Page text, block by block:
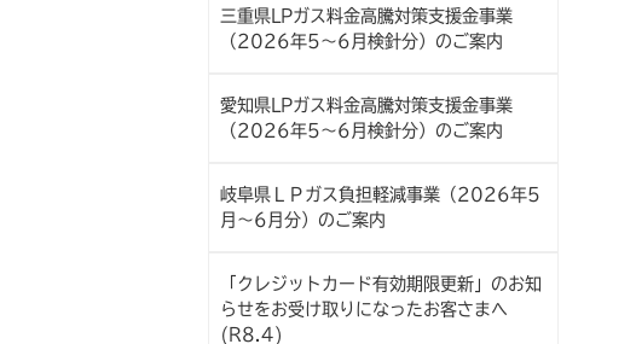
三重県LPガス料金高騰対策支援金事業
（2026年5～6月検針分）のご案内
愛知県LPガス料金高騰対策支援金事業
（2026年5～6月検針分）のご案内
岐阜県ＬＰガス負担軽減事業（2026年5
月～6月分）のご案内
「クレジットカード有効期限更新」のお知
らせをお受け取りになったお客さまへ
(R8.4)